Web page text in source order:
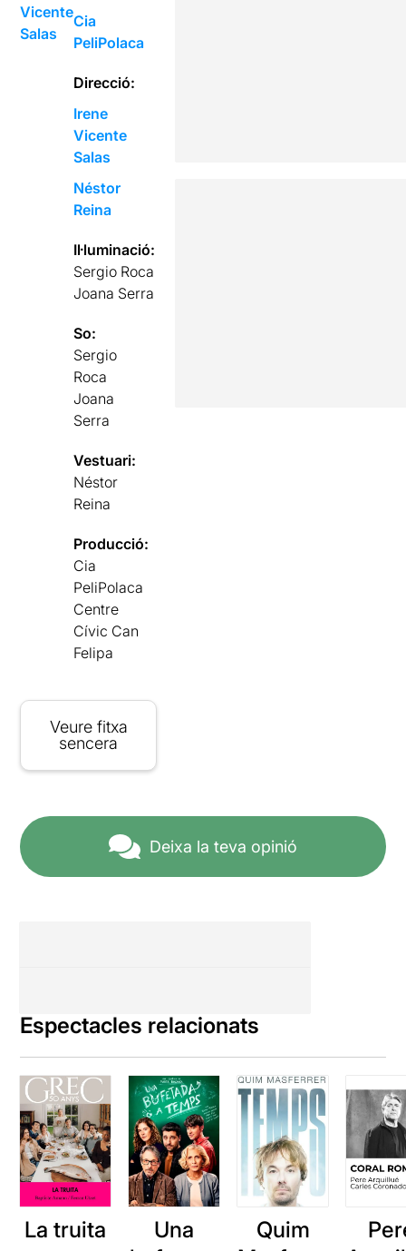
Vicente
Salas
Cia
PeliPolaca
Direcció:
Irene
Vicente
Salas
Néstor
Reina
Il·luminació:
Sergio Roca
Joana Serra
So:
Sergio
Roca
Joana
Serra
Vestuari:
Néstor
Reina
Producció:
Cia
PeliPolaca
Centre
Cívic Can
Felipa
Veure fitxa
sencera
Deixa la teva opinió
Espectacles relacionats
La truita
Una
Quim